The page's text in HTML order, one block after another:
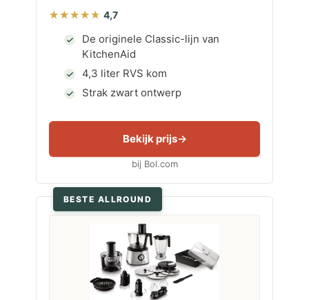
4,7
De originele Classic-lijn van
KitchenAid
4,3 liter RVS kom
Strak zwart ontwerp
Bekijk prijs
bij Bol.com
BESTE ALLROUND